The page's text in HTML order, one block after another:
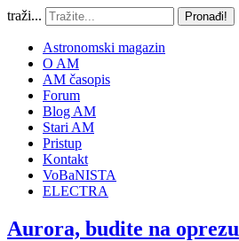
traži... Pronađi!
Astronomski magazin
O AM
AM časopis
Forum
Blog AM
Stari AM
Pristup
Kontakt
VoBaNISTA
ELECTRA
Aurora, budite na oprezu